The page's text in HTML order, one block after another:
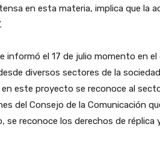
en esta materia, implica que la
informó el 17 de julio momento en el
diversos sectores de la
este proyecto se reconoce al
del Consejo de la Comunicación
reconoce los derechos de réplica